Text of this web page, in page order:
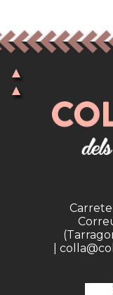
|